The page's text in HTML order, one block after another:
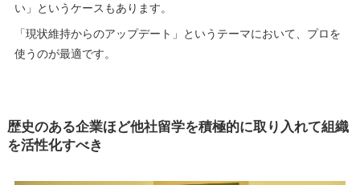
い」というケースもあります。
「現状維持からのアップデート」というテーマにおいて、プロを
使うのが最適です。
歴史のある企業ほど他社留学を積極的に取り入れて組織
を活性化すべき